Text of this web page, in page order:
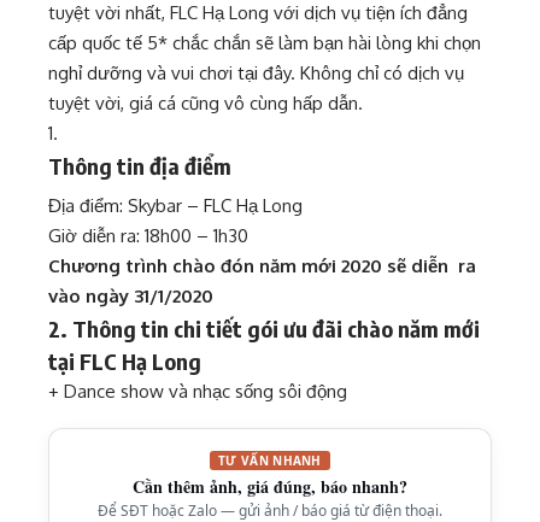
tuyệt vời nhất, FLC Hạ Long với dịch vụ tiện ích đẳng
cấp quốc tế 5* chắc chắn sẽ làm bạn hài lòng khi chọn
nghỉ dưỡng và vui chơi tại đây. Không chỉ có dịch vụ
tuyệt vời, giá cá cũng vô cùng hấp dẫn.
Thông tin địa điểm
Địa điểm: Skybar – FLC Hạ Long
Giờ diễn ra: 18h00 – 1h30
Chương trình chào đón năm mới 2020 sẽ diễn ra
vào ngày 31/1/2020
2. Thông tin chi tiết gói ưu đãi chào năm mới
tại FLC Hạ Long
+ Dance show và nhạc sống sôi động
TƯ VẤN NHANH
Cần thêm ảnh, giá đúng, báo nhanh?
Để SĐT hoặc Zalo — gửi ảnh / báo giá từ điện thoại.